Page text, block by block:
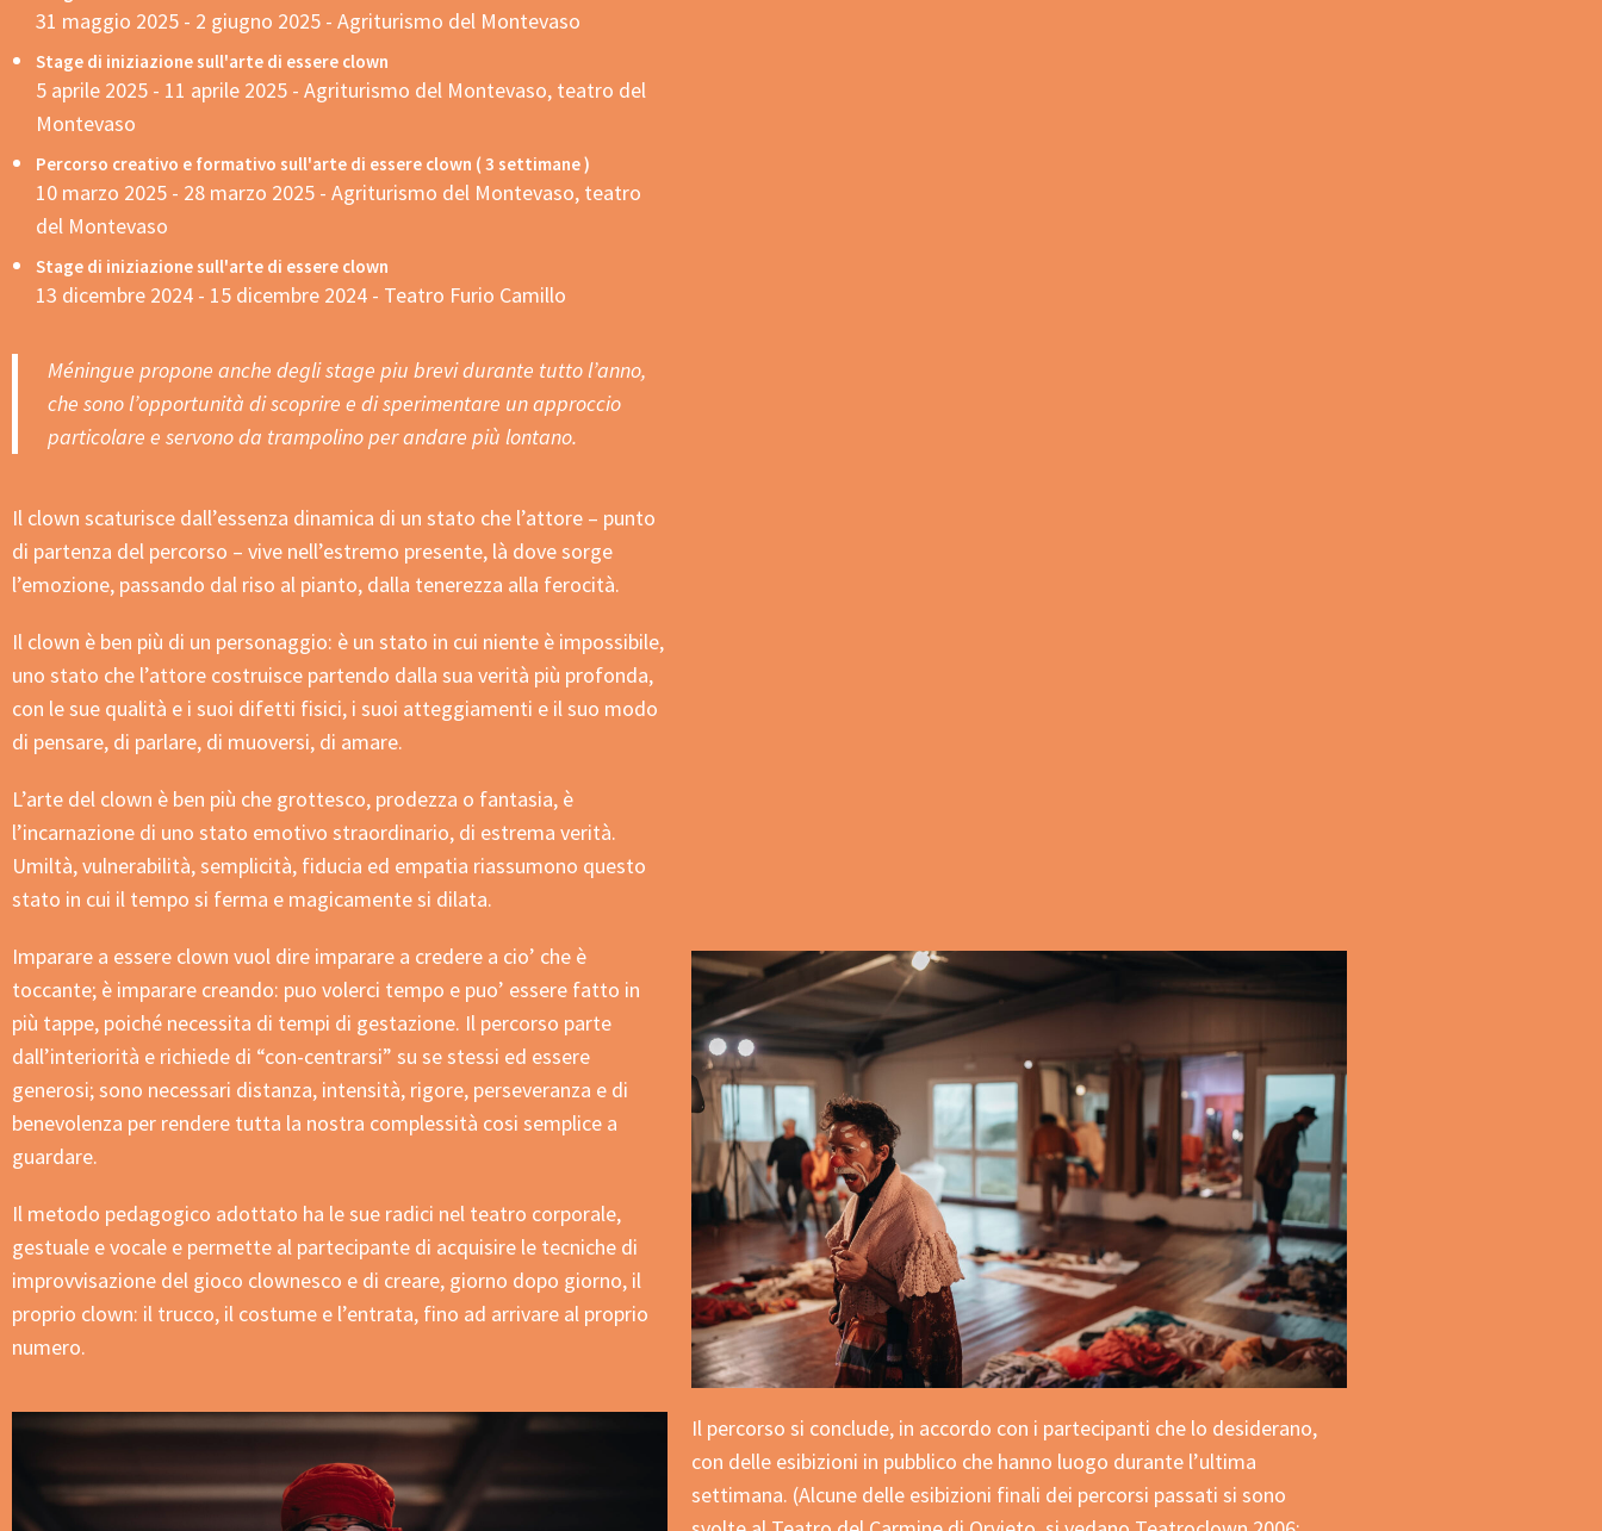
31 maggio 2025 - 2 giugno 2025 - Agriturismo del Montevaso
Stage di iniziazione sull'arte di essere clown
5 aprile 2025 - 11 aprile 2025 - Agriturismo del Montevaso, teatro del
Montevaso
Percorso creativo e formativo sull'arte di essere clown ( 3 settimane )
10 marzo 2025 - 28 marzo 2025 - Agriturismo del Montevaso, teatro
del Montevaso
Stage di iniziazione sull'arte di essere clown
13 dicembre 2024 - 15 dicembre 2024 - Teatro Furio Camillo
Méningue propone anche degli stage piu brevi durante tutto l’anno,
che sono l’opportunità di scoprire e di sperimentare un approccio
particolare e servono da trampolino per andare più lontano.
Il clown scaturisce dall’essenza dinamica di un stato che l’attore – punto
di partenza del percorso – vive nell’estremo presente, là dove sorge
l’emozione, passando dal riso al pianto, dalla tenerezza alla ferocità.
Il clown è ben più di un personaggio: è un stato in cui niente è impossibile,
uno stato che l’attore costruisce partendo dalla sua verità più profonda,
con le sue qualità e i suoi difetti fisici, i suoi atteggiamenti e il suo modo
di pensare, di parlare, di muoversi, di amare.
L’arte del clown è ben più che grottesco, prodezza o fantasia, è
l’incarnazione di uno stato emotivo straordinario, di estrema verità.
Umiltà, vulnerabilità, semplicità, fiducia ed empatia riassumono questo
stato in cui il tempo si ferma e magicamente si dilata.
Imparare a essere clown vuol dire imparare a credere a cio’ che è
toccante; è imparare creando: puo volerci tempo e puo’ essere fatto in
più tappe, poiché necessita di tempi di gestazione. Il percorso parte
dall’interiorità e richiede di “con-centrarsi” su se stessi ed essere
generosi; sono necessari distanza, intensità, rigore, perseveranza e di
benevolenza per rendere tutta la nostra complessità cosi semplice a
guardare.
Il metodo pedagogico adottato ha le sue radici nel teatro corporale,
gestuale e vocale e permette al partecipante di acquisire le tecniche di
improvvisazione del gioco clownesco e di creare, giorno dopo giorno, il
proprio clown: il trucco, il costume e l’entrata, fino ad arrivare al proprio
numero.
Il percorso si conclude, in accordo con i partecipanti che lo desiderano,
con delle esibizioni in pubblico che hanno luogo durante l’ultima
settimana. (Alcune delle esibizioni finali dei percorsi passati si sono